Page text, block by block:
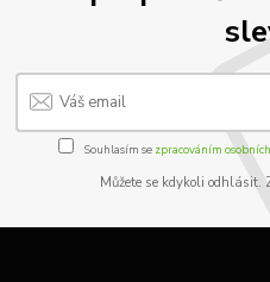
Souhlasím se zpracováním
Můžete se kdykoli